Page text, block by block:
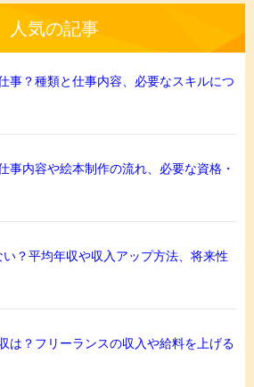
人気の記事
事？種類と仕事内容、必要なスキルにつ
事内容や絵本制作の流れ、必要な資格・
？平均年収や収入アップ方法、将来性
は？フリーランスの収入や給料を上げる